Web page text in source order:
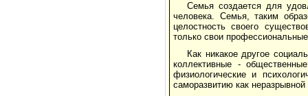
Семья создается для
человека. Семья, таким
целостность своего
только свои
Как никакое другое
коллективные -
физиологические и
саморазвитию как